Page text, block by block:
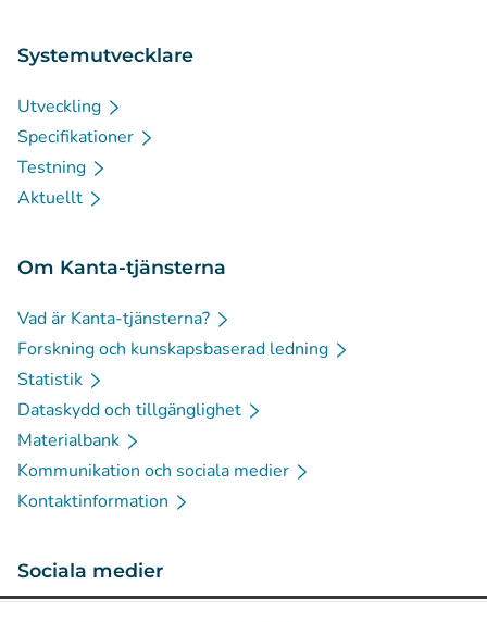
Systemutvecklare
Utveckling
Specifikationer
Testning
Aktuellt
Om Kanta-tjänsterna
Vad är Kanta-tjänsterna?
Forskning och kunskapsbaserad ledning
Statistik
Dataskydd och tillgänglighet
Materialbank
Kommunikation och sociala medier
Kontaktinformation
Sociala medier